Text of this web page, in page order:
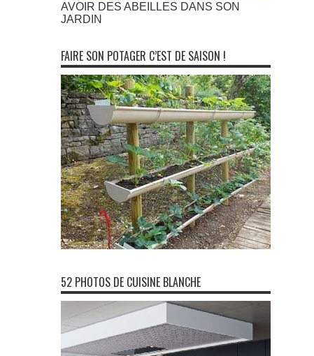
AVOIR DES ABEILLES DANS SON
JARDIN
FAIRE SON POTAGER C’EST DE SAISON !
52 PHOTOS DE CUISINE BLANCHE